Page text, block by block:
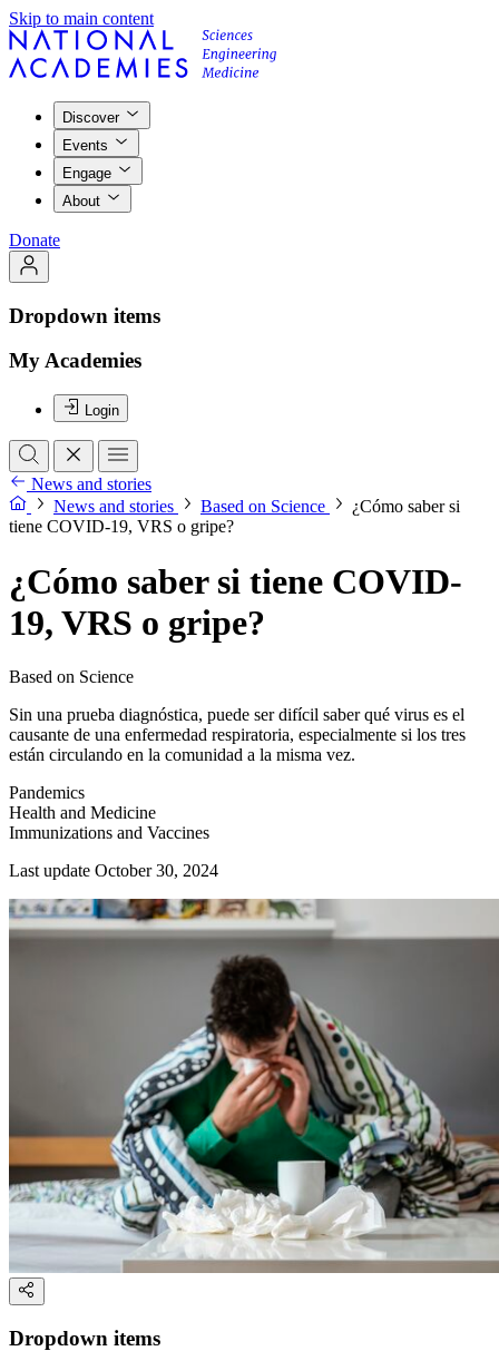
Skip to main content
Discover
Events
Engage
About
Donate
Dropdown items
My Academies
Login
News and stories
News and stories
Based on Science
¿Cómo saber si
tiene COVID-19, VRS o gripe?
¿Cómo saber si tiene COVID-
19, VRS o gripe?
Based on Science
Sin una prueba diagnóstica, puede ser difícil saber qué virus es el
causante de una enfermedad respiratoria, especialmente si los tres
están circulando en la comunidad a la misma vez.
Pandemics
Health and Medicine
Immunizations and Vaccines
Last update October 30, 2024
Dropdown items